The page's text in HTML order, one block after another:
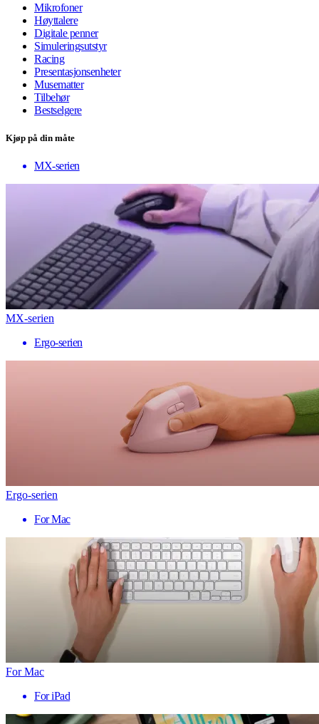
Mikrofoner
Høyttalere
Digitale penner
Simuleringsutstyr
Racing
Presentasjonsenheter
Musematter
Tilbehør
Bestselgere
Kjøp på din måte
MX-serien
MX-serien
Ergo-serien
Ergo-serien
For Mac
For Mac
For iPad